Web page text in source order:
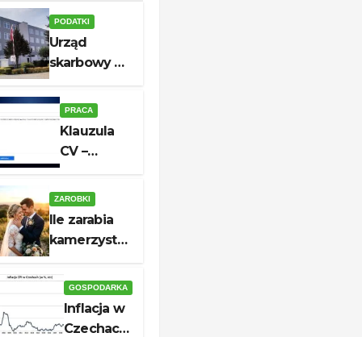
PODATKI
Urząd
skarbowy w
Białogardzie
– adres,
godziny i
kontakt
PRACA
Klauzula
CV –
aktualny
wzór do
skutecznej
ZAROBKI
Ile zarabia
kamerzysta?
Stawki i
realne
zarobki
GOSPODARKA
Inflacja w
Czechach